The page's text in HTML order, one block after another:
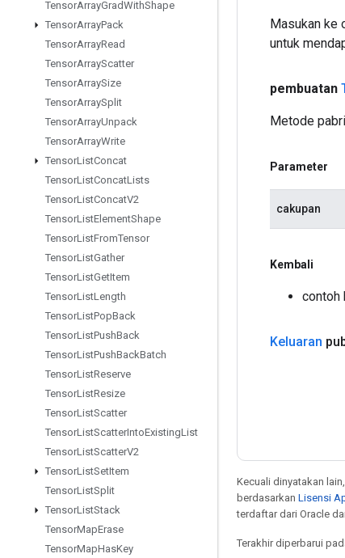
TensorArrayGradWithShape
TensorArrayPack
TensorArrayRead
TensorArrayScatter
TensorArraySize
TensorArraySplit
TensorArrayUnpack
TensorArrayWrite
TensorListConcat
TensorListConcatLists
TensorListConcatV2
TensorListElementShape
TensorListFromTensor
TensorListGather
TensorListGetItem
TensorListLength
TensorListPopBack
TensorListPushBack
TensorListPushBackBatch
TensorListReserve
TensorListResize
TensorListScatter
TensorListScatterIntoExistingList
TensorListScatterV2
TensorListSetItem
TensorListSplit
TensorListStack
TensorMapErase
TensorMapHasKey
Masukan ke
untuk
pembuatan
Metode
Parameter
cakupan
Kembali
contoh
Keluaran
Kecuali dinyatakan
berdasarkan Lisensi
terdaftar dari Oracle
Terakhir diperbarui